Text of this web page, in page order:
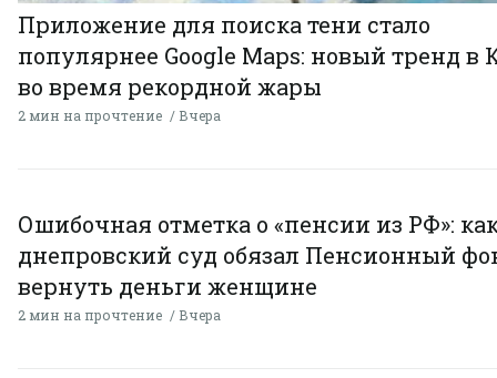
Приложение для поиска тени стало
популярнее Google Maps: новый тренд в
во время рекордной жары
2 мин на прочтение Вчера
Ошибочная отметка о «пенсии из РФ»:
днепровский суд обязал Пенсионный
вернуть деньги женщине
2 мин на прочтение Вчера